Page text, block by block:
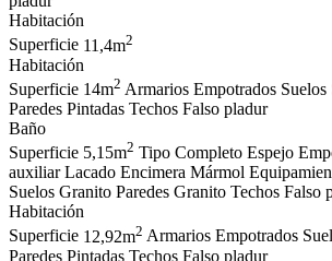
Habitación
Superficie 11,4m2
Habitación
Superficie 14m2 Armarios Empotrados Suelos
Paredes Pintadas Techos Falso pladur
Baño
Superficie 5,15m2 Tipo Completo Espejo
auxiliar Lacado Encimera Mármol
Suelos Granito Paredes Granito Techos Falso
Habitación
Superficie 12,92m2 Armarios Empotrados
Paredes Pintadas Techos Falso pladur